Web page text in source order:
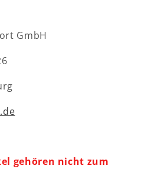
GmbH
gehören nicht zum